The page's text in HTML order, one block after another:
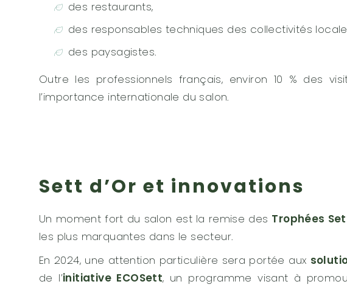
des restaurants,
des responsables techniques des collectivités
des paysagistes.
Outre les professionnels français, environ 10 % des
l’importance internationale du salon.
Sett d’Or et innovations
Un moment fort du salon est la remise des Trophées
les plus marquantes dans le secteur.
En 2024, une attention particulière sera portée aux
de l’initiative ECOSett, un programme visant à